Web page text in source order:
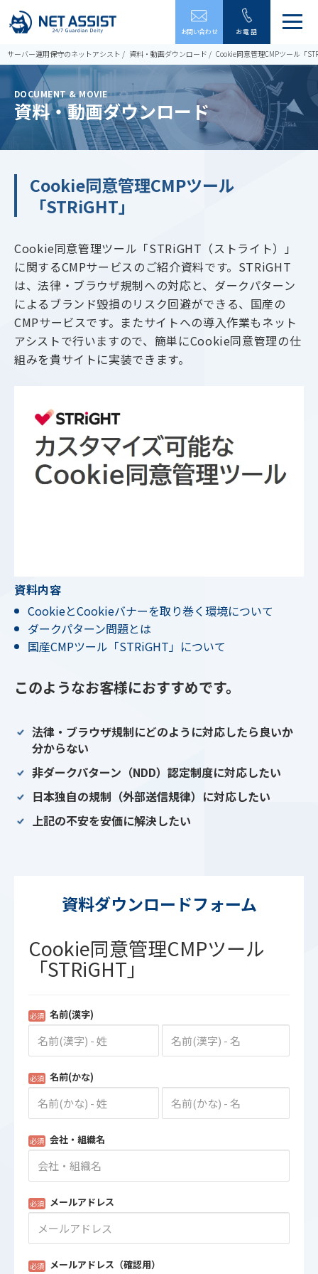
お問い合わせ お電話
メ
ュ
ー
閉
す
る
サーバー運用保守のネットアシスト 資料・動画ダウンロード Cookie同意管理CMPツール「
DOCUMENT & MOVIE
資料・動画ダウンロード
Cookie同意管理CMPツール
「STRiGHT」
Cookie同意管理ツール「STRiGHT（ストライト）」
に関するCMPサービスのご紹介資料です。STRiGHT
は、法律・ブラウザ規制への対応と、ダークパターン
によるブランド毀損のリスク回避ができる、国産の
CMPサービスです。またサイトへの導入作業もネット
アシストで行いますので、簡単にCookie同意管理の仕
組みを貴サイトに実装できます。
資料内容
CookieとCookieバナーを取り巻く環境について
ダークパターン問題とは
国産CMPツール「STRiGHT」について
このようなお客様におすすめです。
法律・ブラウザ規制にどのように対応したら良いか
分からない
非ダークパターン（NDD）認定制度に対応したい
日本独自の規制（外部送信規律）に対応したい
上記の不安を安価に解決したい
資料ダウンロードフォーム